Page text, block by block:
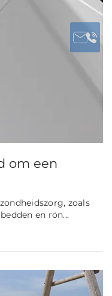
om een
zoals
en rön...